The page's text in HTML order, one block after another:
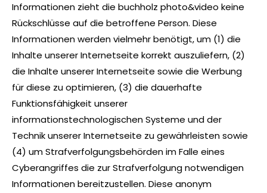
Informationen zieht die buchholz photo&video keine
Rückschlüsse auf die betroffene Person. Diese
Informationen werden vielmehr benötigt, um (1) die
Inhalte unserer Internetseite korrekt auszuliefern, (2)
die Inhalte unserer Internetseite sowie die Werbung
für diese zu optimieren, (3) die dauerhafte
Funktionsfähigkeit unserer
informationstechnologischen Systeme und der
Technik unserer Internetseite zu gewährleisten sowie
(4) um Strafverfolgungsbehörden im Falle eines
Cyberangriffes die zur Strafverfolgung notwendigen
Informationen bereitzustellen. Diese anonym